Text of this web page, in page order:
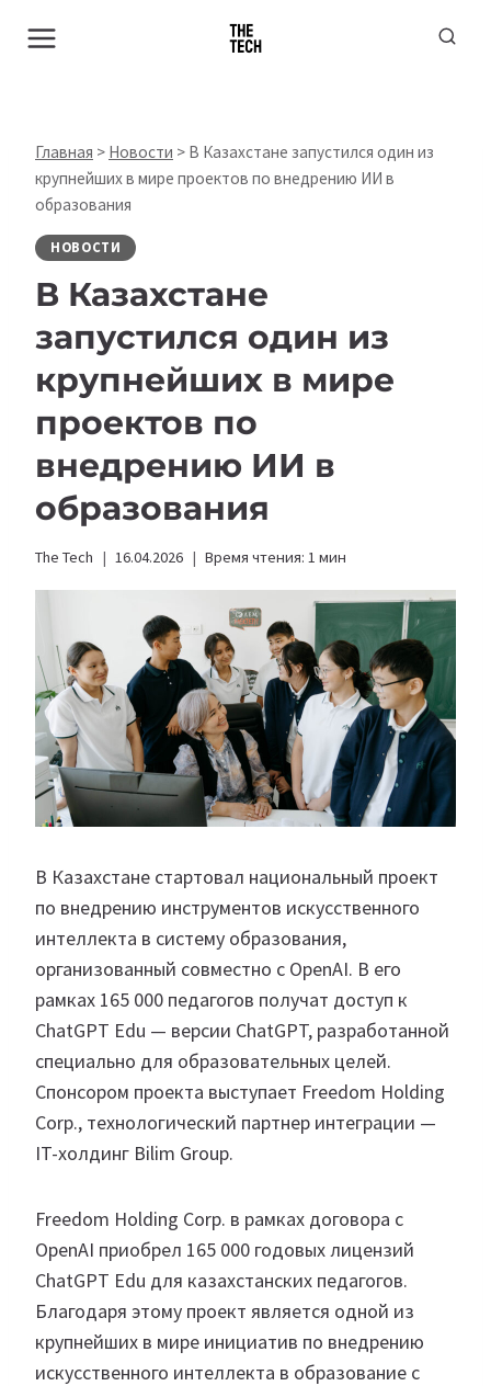
Главная > Новости > В Казахстане запустился один из
крупнейших в мире проектов по внедрению ИИ в
образования
НОВОСТИ
В Казахстане
запустился один из
крупнейших в мире
проектов по
внедрению ИИ в
образования
The Tech 16.04.2026 Время чтения: 1 мин
В Казахстане стартовал национальный проект
по внедрению инструментов искусственного
интеллекта в систему образования,
организованный совместно с OpenAI. В его
рамках 165 000 педагогов получат доступ к
ChatGPT Edu — версии ChatGPT, разработанной
специально для образовательных целей.
Спонсором проекта выступает Freedom Holding
Corp., технологический партнер интеграции —
IT-холдинг Bilim Group.
Freedom Holding Corp. в рамках договора с
OpenAI приобрел 165 000 годовых лицензий
ChatGPT Edu для казахстанских педагогов.
Благодаря этому проект является одной из
крупнейших в мире инициатив по внедрению
искусственного интеллекта в образование с